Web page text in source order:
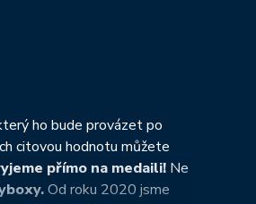
ho bude provázet po
citovou hodnotu můžete
přímo na medaili! Ne
Od roku 2020 jsme